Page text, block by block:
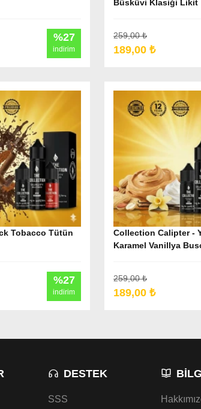
%27
indirim
Büsküvi Klasiği Likit
259,00 ₺
189,00 ₺
Tobacco Tütün
%27
indirim
Collection Calipter -
Karamel Vanillya
259,00 ₺
189,00 ₺
DESTEK
SSS